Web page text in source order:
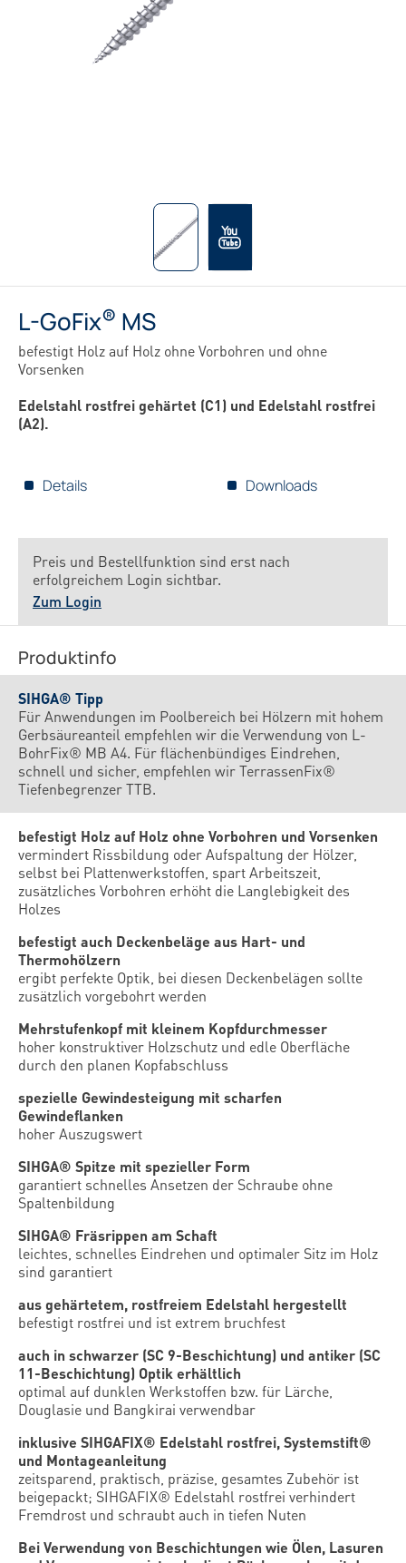
L-GoFix® MS
befestigt Holz auf Holz ohne Vorbohren und ohne
Vorsenken
Edelstahl rostfrei gehärtet (C1) und Edelstahl rostfrei
(A2).
Details Downloads
Preis und Bestellfunktion sind erst nach
erfolgreichem Login sichtbar.
Zum Login
Produktinfo
SIHGA® Tipp
Für Anwendungen im Poolbereich bei Hölzern mit hohem
Gerbsäureanteil empfehlen wir die Verwendung von L-
BohrFix® MB A4. Für flächenbündiges Eindrehen,
schnell und sicher, empfehlen wir TerrassenFix®
Tiefenbegrenzer TTB.
befestigt Holz auf Holz ohne Vorbohren und Vorsenken
vermindert Rissbildung oder Aufspaltung der Hölzer,
selbst bei Plattenwerkstoffen, spart Arbeitszeit,
zusätzliches Vorbohren erhöht die Langlebigkeit des
Holzes
befestigt auch Deckenbeläge aus Hart- und
Thermohölzern
ergibt perfekte Optik, bei diesen Deckenbelägen sollte
zusätzlich vorgebohrt werden
Mehrstufenkopf mit kleinem Kopfdurchmesser
hoher konstruktiver Holzschutz und edle Oberfläche
durch den planen Kopfabschluss
spezielle Gewindesteigung mit scharfen
Gewindeflanken
hoher Auszugswert
SIHGA® Spitze mit spezieller Form
garantiert schnelles Ansetzen der Schraube ohne
Spaltenbildung
SIHGA® Fräsrippen am Schaft
leichtes, schnelles Eindrehen und optimaler Sitz im Holz
sind garantiert
aus gehärtetem, rostfreiem Edelstahl hergestellt
befestigt rostfrei und ist extrem bruchfest
auch in schwarzer (SC 9-Beschichtung) und antiker (SC
11-Beschichtung) Optik erhältlich
optimal auf dunklen Werkstoffen bzw. für Lärche,
Douglasie und Bangkirai verwendbar
inklusive SIHGAFIX® Edelstahl rostfrei, Systemstift®
und Montageanleitung
zeitsparend, praktisch, präzise, gesamtes Zubehör ist
beigepackt; SIHGAFIX® Edelstahl rostfrei verhindert
Fremdrost und schraubt auch in tiefen Nuten
Bei Verwendung von Beschichtungen wie Ölen, Lasuren